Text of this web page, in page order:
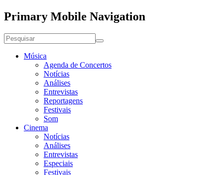
Primary Mobile Navigation
Música
Agenda de Concertos
Notícias
Análises
Entrevistas
Reportagens
Festivais
Som
Cinema
Notícias
Análises
Entrevistas
Especiais
Festivais